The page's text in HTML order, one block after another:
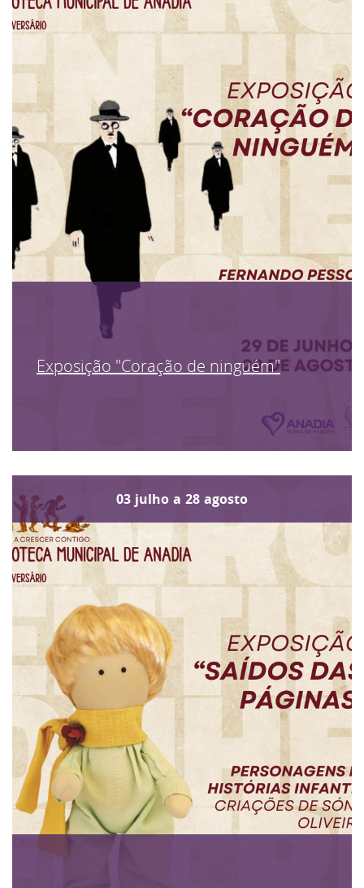
Exposição "Coração de ninguém"
03 julho a 28 agosto